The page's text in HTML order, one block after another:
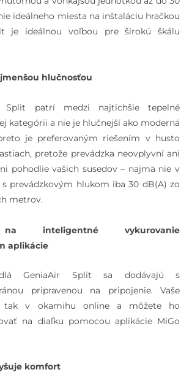
ideálneho miesta na inštaláciu hračkou
je ideálnou voľbou pre širokú škálu
hlučnosťou
Split patrí medzi najtichšie tepelné
kategórii a nie je hlučnejší ako moderná
je preferovaným riešením v husto
pretože prevádzka neovplyvní ani
pohodlie vašich susedov – najmä nie v
prevádzkovým hlukom iba 30 dB(A) zo
metrov.
na inteligentné vykurovanie
aplikácie
GeniaAir Split sa dodávajú s
pripravenou na pripojenie. Vaše
tak v okamihu online a môžete ho
na diaľku pomocou aplikácie MiGo
komfort